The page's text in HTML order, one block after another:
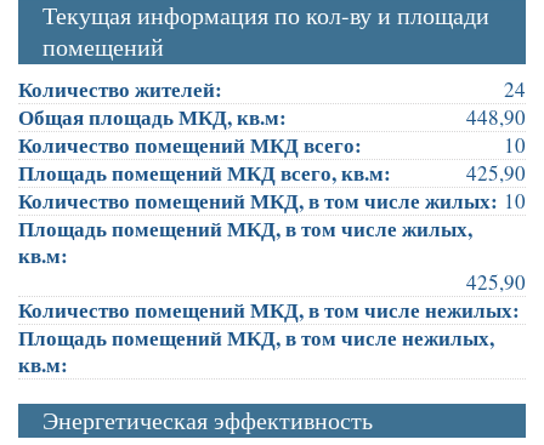
Текущая информация по кол-ву и площади
помещений
Количество жителей: 24
Общая площадь МКД, кв.м: 448,90
Количество помещений МКД всего: 10
Площадь помещений МКД всего, кв.м: 425,90
Количество помещений МКД, в том числе жилых: 10
Площадь помещений МКД, в том числе жилых,
кв.м:
425,90
Количество помещений МКД, в том числе нежилых:
Площадь помещений МКД, в том числе нежилых,
кв.м:
Энергетическая эффективность